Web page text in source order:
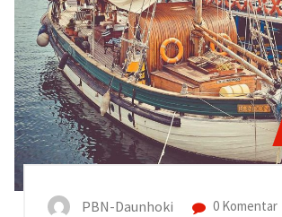
PBN-Daunhoki 0 Komentar